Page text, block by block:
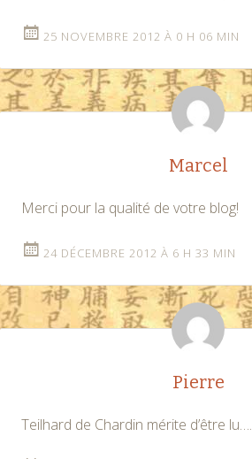
25 NOVEMBRE 2012 À 0 H 06 MIN
Marcel
Merci pour la qualité de votre blog!
24 DÉCEMBRE 2012 À 6 H 33 MIN
Pierre
Teilhard de Chardin mérite d’être lu….